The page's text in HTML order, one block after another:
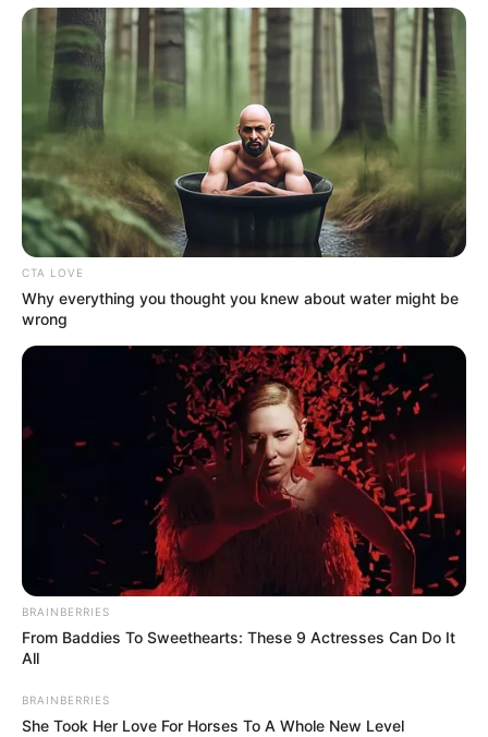
Kocsis Máté megtorlást emlegető fenyegetései
után most Schmidt Mária fenyegette meg Dobrev
Klárát, amiért a DK elnöke szeretné kideríteni az
igazságot a Szőlő utcai pedofilügyben. A
miniszterelnököt magánrepülőn reptető, vele
együtt nyaraló, évtizedek óta közpénzmilliárdokban
fürdő Schmidt Mária azt helyezte kilátásba a DK
elnökének, hogy „megtapasztalja majd azt a
törődést, amit eddig nem kellett”.
Az újabb fenyegetésekre a DK a következőképpen
1. Nem hallottuk a választ Schmidt Máriától arra a
kérdésre, hogy „ki az a Zsolti bácsi”. Ha Schmidt
szeretné, hogy a pedofilügy véget érjen, akkor
fusson neki ennek még egyszer, kíváncsian várjuk a
neveket és a részleteket a fideszes
pedofilhálózatról!
CTA LOVE
Why everything you thought you knew about water might be
wrong
BRAINBERRIES
From Baddies To Sweethearts: These 9 Actresses Can Do It
All
BRAINBERRIES
She Took Her Love For Horses To A Whole New Level